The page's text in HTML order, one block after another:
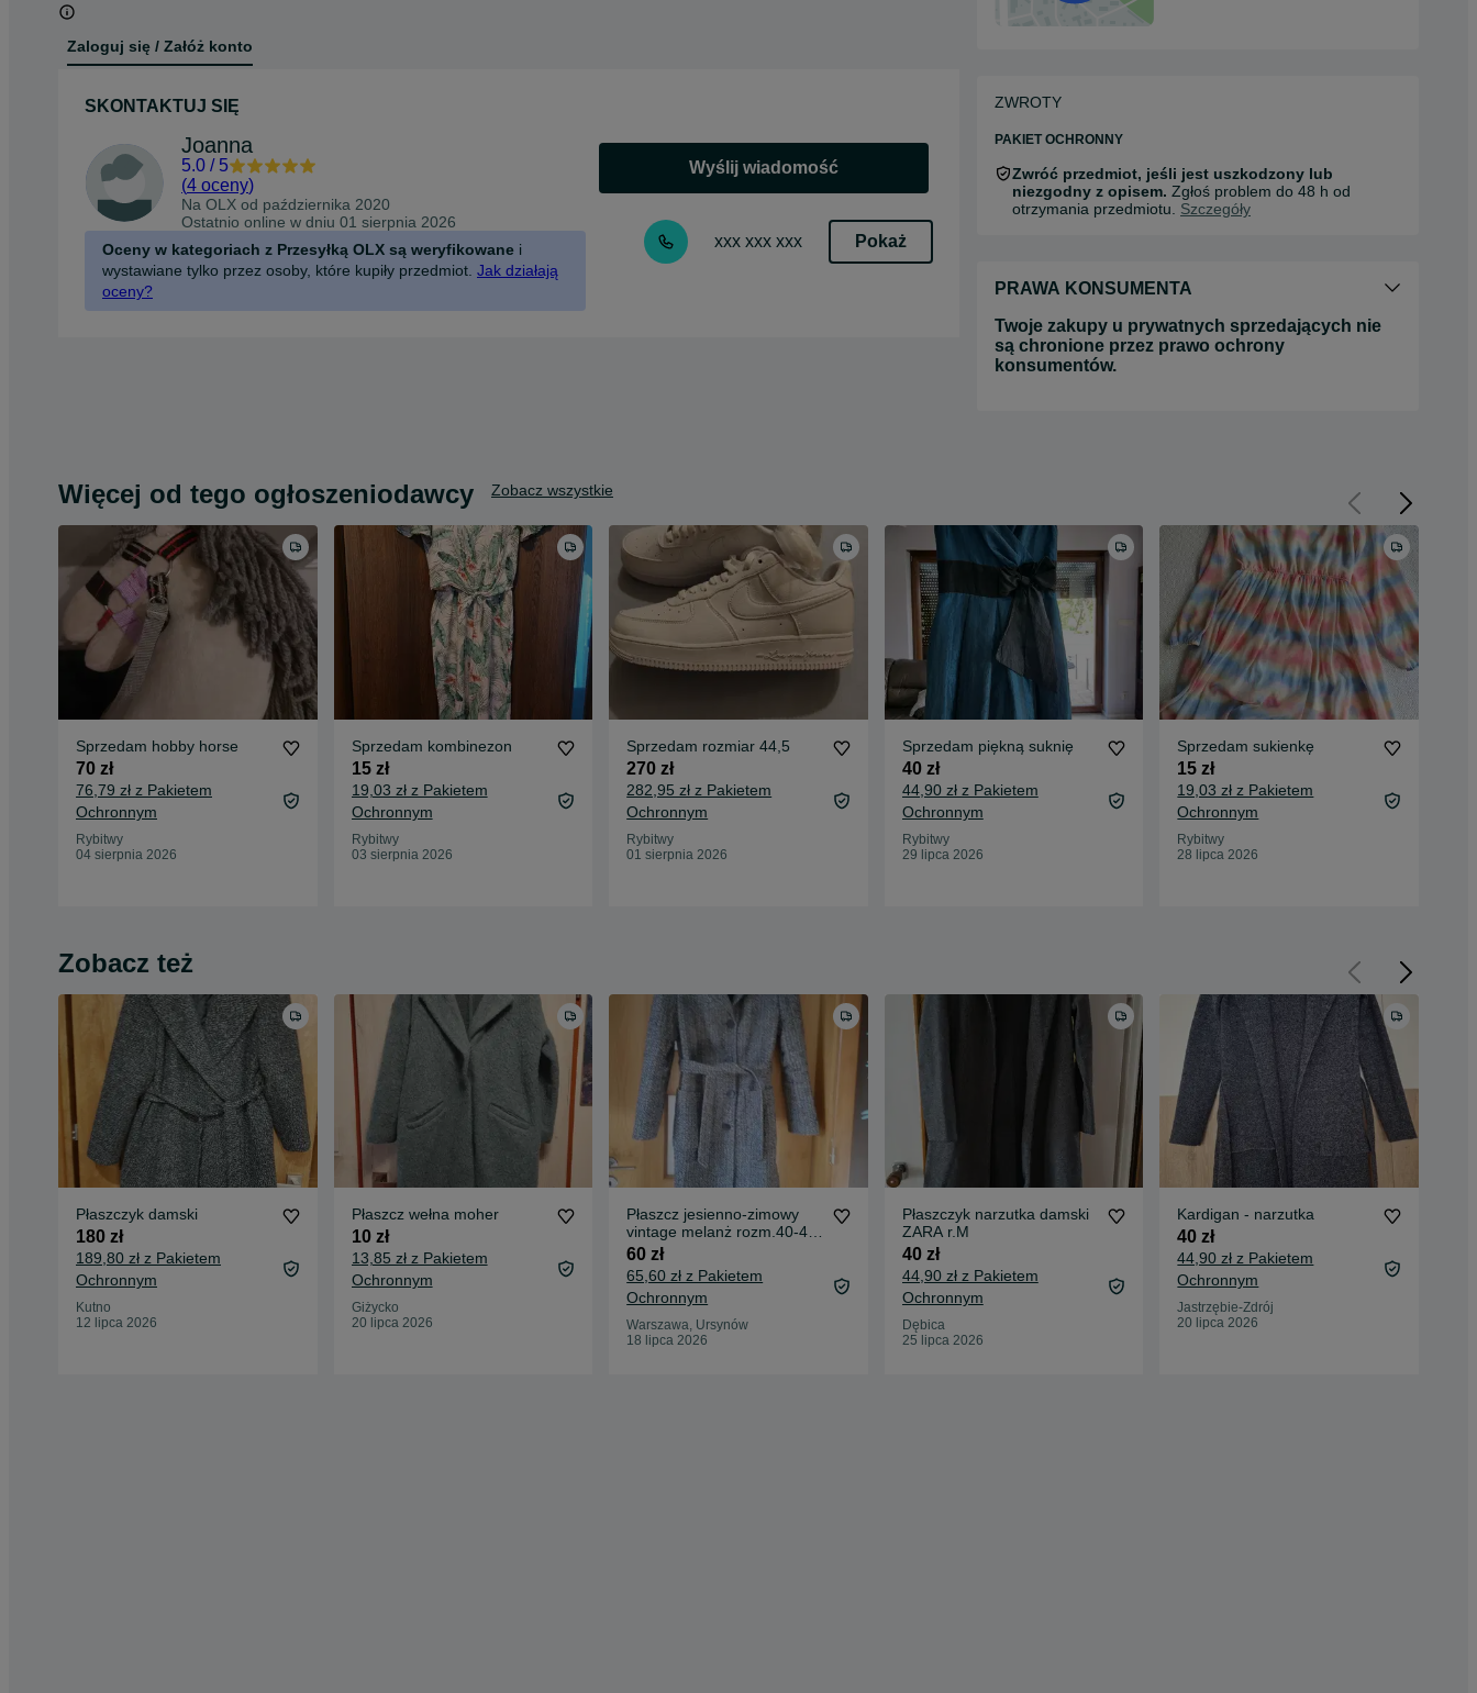
Zaloguj się / Załóż konto
SKONTAKTUJ SIĘ
Joanna
5.0 / 5
(4 oceny)
Na OLX od października 2020
Ostatnio online w dniu 01 sierpnia 2026
Oceny w kategoriach z Przesyłką OLX są weryfikowane i
wystawiane tylko przez osoby, które kupiły przedmiot. Jak działają
oceny?
Wyślij wiadomość
xxx xxx xxx Pokaż
ZWROTY
PAKIET OCHRONNY
Zwróć przedmiot, jeśli jest uszkodzony lub
niezgodny z opisem. Zgłoś problem do 48 h od
otrzymania przedmiotu. Szczegóły
PRAWA KONSUMENTA
Twoje zakupy u prywatnych sprzedających nie
są chronione przez prawo ochrony
konsumentów.
Więcej od tego ogłoszeniodawcy Zobacz wszystkie
Sprzedam hobby horse
70 zł
76,79 zł z Pakietem
Ochronnym
Rybitwy
04 sierpnia 2026
Sprzedam kombinezon
15 zł
19,03 zł z Pakietem
Ochronnym
Rybitwy
03 sierpnia 2026
Sprzedam rozmiar 44,5
270 zł
282,95 zł z Pakietem
Ochronnym
Rybitwy
01 sierpnia 2026
Sprzedam piękną suknię
40 zł
44,90 zł z Pakietem
Ochronnym
Rybitwy
29 lipca 2026
Sprzedam sukienkę
15 zł
19,03 zł z Pakietem
Ochronnym
Rybitwy
28 lipca 2026
Zobacz też
Płaszczyk damski
180 zł
189,80 zł z Pakietem
Ochronnym
Kutno
12 lipca 2026
Płaszcz wełna moher
10 zł
13,85 zł z Pakietem
Ochronnym
Giżycko
20 lipca 2026
Płaszcz jesienno-zimowy
vintage melanż rozm.40-42
czarno-biały solidny
60 zł
65,60 zł z Pakietem
Ochronnym
Warszawa, Ursynów
18 lipca 2026
Płaszczyk narzutka damski
ZARA r.M
40 zł
44,90 zł z Pakietem
Ochronnym
Dębica
25 lipca 2026
Kardigan - narzutka
40 zł
44,90 zł z Pakietem
Ochronnym
Jastrzębie-Zdrój
20 lipca 2026